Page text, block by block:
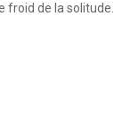
froid de la solitude.